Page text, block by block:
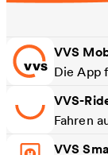
VVS
Die App
VVS-
Fahren
VVS